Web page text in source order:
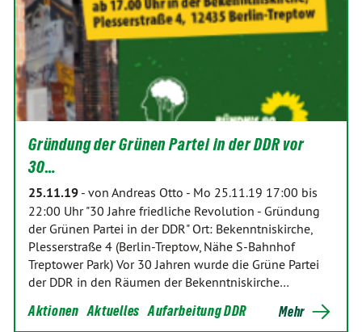
Gründung der Grünen Partei in der DDR vor
30…
25.11.19 - von Andreas Otto - Mo 25.11.19 17:00 bis
22:00 Uhr "30 Jahre friedliche Revolution - Gründung
der Grünen Partei in der DDR" Ort: Bekenntniskirche,
Plesserstraße 4 (Berlin-Treptow, Nähe S-Bahnhof
Treptower Park) Vor 30 Jahren wurde die Grüne Partei
der DDR in den Räumen der Bekenntniskirche…
Aktionen Aktuelles Aufarbeitung DDR Mehr